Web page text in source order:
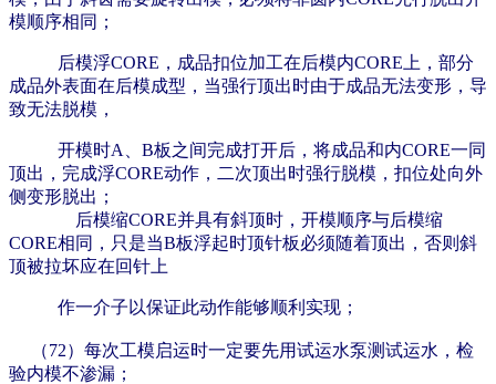
模顺序相同；
后模浮CORE，成品扣位加工在后模内CORE上，部分
成品外表面在后模成型，当强行顶出时由于成品无法变形，导
致无法脱模，
开模时A、B板之间完成打开后，将成品和内CORE一同
顶出，完成浮CORE动作，二次顶出时强行脱模，扣位处向外
侧变形脱出；
后模缩CORE并具有斜顶时，开模顺序与后模缩
CORE相同，只是当B板浮起时顶针板必须随着顶出，否则斜
顶被拉坏应在回针上
作一介子以保证此动作能够顺利实现；
（72）每次工模启运时一定要先用试运水泵测试运水，检
验内模不渗漏；